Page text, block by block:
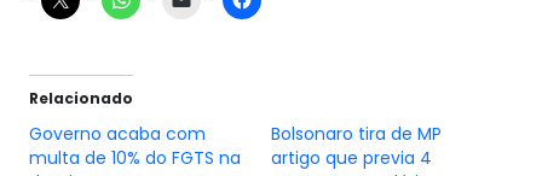
Relacionado
Governo acaba com
multa de 10% do FGTS na
Bolsonaro tira de MP
artigo que previa 4